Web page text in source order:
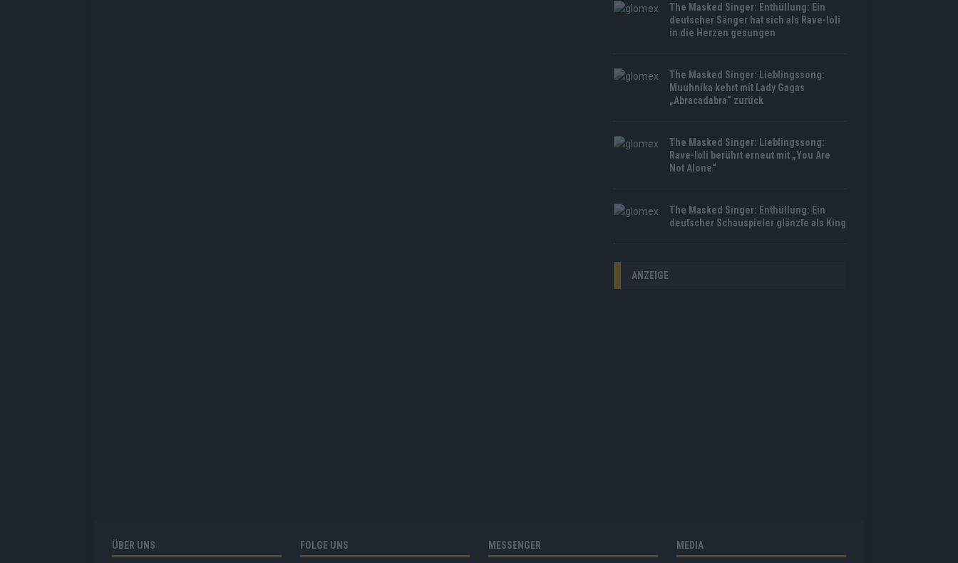
The Masked Singer: Enthüllung: Ein
deutscher Sänger hat sich als Rave-Ioli
in die Herzen gesungen
The Masked Singer: Lieblingssong:
Muuhnika kehrt mit Lady Gagas
„Abracadabra“ zurück
The Masked Singer: Lieblingssong:
Rave-Ioli berührt erneut mit „You Are
Not Alone“
The Masked Singer: Enthüllung: Ein
deutscher Schauspieler glänzte als King
ANZEIGE
ÜBER UNS FOLGE UNS MESSENGER MEDIA